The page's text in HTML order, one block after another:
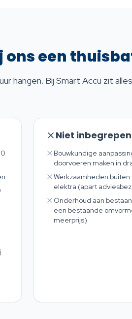
ons een
hangen. Bij Smart Accu zit
Niet
Bouwkundige
doorvoeren maken in
Werkzaamheden
elektra (apart
Onderhoud aan
een bestaande
meerprijs)